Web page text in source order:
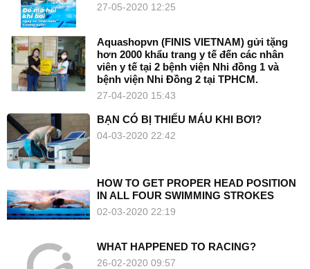
27-05-2020 12:25
Aquashopvn (FINIS VIETNAM) gửi tặng
hơn 2000 khẩu trang y tế đến các nhân
viên y tế tại 2 bệnh viện Nhi đồng 1 và
bệnh viện Nhi Đồng 2 tại TPHCM.
27-04-2020 15:43
BẠN CÓ BỊ THIẾU MÁU KHI BƠI?
04-03-2020 22:42
HOW TO GET PROPER HEAD POSITION
IN ALL FOUR SWIMMING STROKES
02-03-2020 22:19
WHAT HAPPENED TO RACING?
26-02-2020 09:57